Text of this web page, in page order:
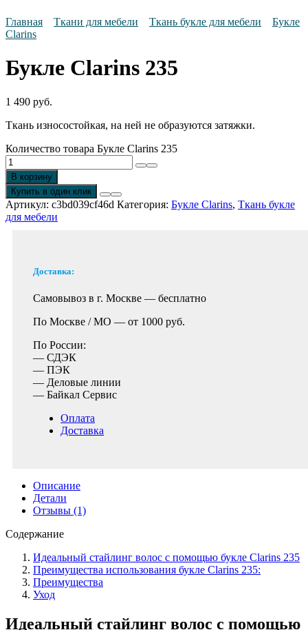
Главная Ткани для мебели Ткань букле для мебели
Букле
Clarins
Букле Clarins 235
1 490 руб.
Ткань износостойкая, на ней не образуются затяжки.
Количество товара Букле Clarins 235
В корзину
Купить в один клик
Артикул: c3bd039cf46d Категория: Букле Clarins, Ткань букле
для мебели
Доставка:
Самовывоз в г. Москве — бесплатно
По Москве / МО — от 1000 руб.
По России:
— СДЭК
— ПЭК
— Деловые линии
— Байкал Сервис
Оплата
Доставка
Описание
Детали
Отзывы (1)
Содержание
Идеальный стайлинг волос с помощью букле Clarins 235
Преимущества использования букле Clarins 235:
Преимущества
Уход
Идеальный стайлинг волос с помощью